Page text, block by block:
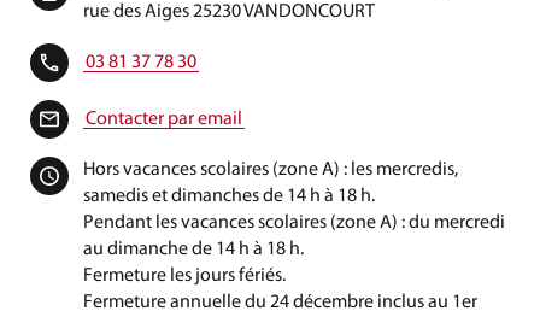
rue des Aiges 25230 VANDONCOURT
03 81 37 78 30
Contacter par email
Hors vacances scolaires (zone A) : les mercredis,
samedis et dimanches de 14 h à 18 h.
Pendant les vacances scolaires (zone A) : du mercredi
au dimanche de 14 h à 18 h.
Fermeture les jours fériés.
Fermeture annuelle du 24 décembre inclus au 1er